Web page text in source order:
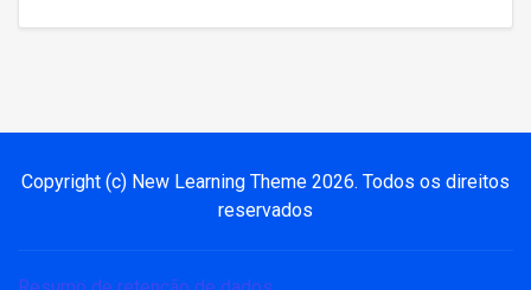
Copyright (c) New Learning Theme 2026. Todos os direitos
reservados